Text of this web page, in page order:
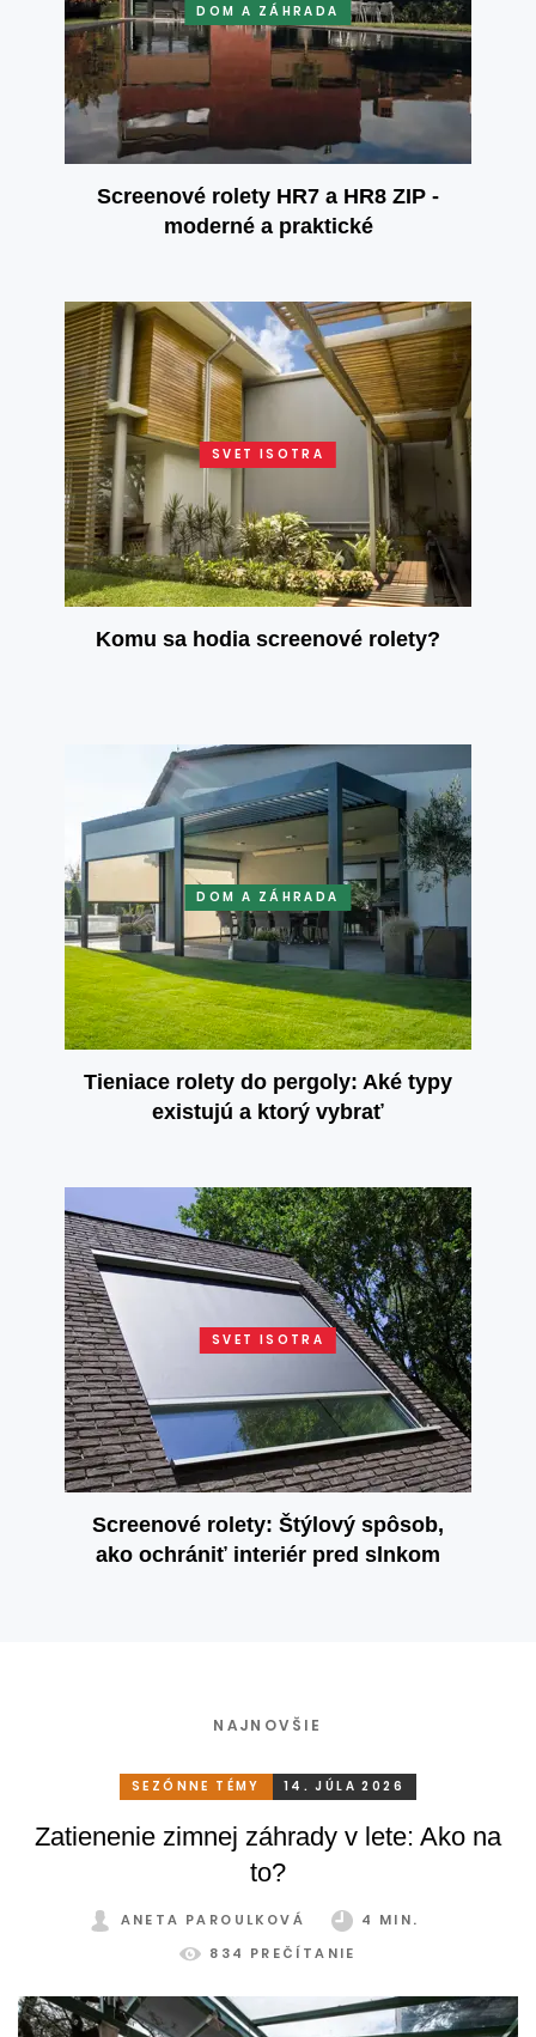
DOM A ZÁHRADA
Screenové rolety HR7 a HR8 ZIP -
moderné a praktické
SVET ISOTRA
Komu sa hodia screenové rolety?
DOM A ZÁHRADA
Tieniace rolety do pergoly: Aké typy
existujú a ktorý vybrať
SVET ISOTRA
Screenové rolety: Štýlový spôsob,
ako ochrániť interiér pred slnkom
NAJNOVŠIE
SEZÓNNE TÉMY 14. JÚLA 2026
Zatienenie zimnej záhrady v lete: Ako na
to?
ANETA PAROULKOVÁ
4 MIN.
834 PREČÍTANIE